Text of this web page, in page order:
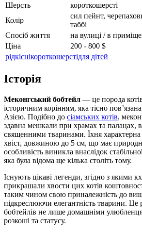
Шерсть
короткошерсті
Колір
сил пейнт,
таббі
Спосіб життя
на вулиці / в
Ціна
200 - 800 $
рідкіснікороткошерстідля дітей
Історія
Меконгський бобтейл — це порода
історичним корінням, яка тісно
Азією. Подібно до сіамських котів,
здавна мешкали при храмах та палацах,
священними тваринами. Їхня
хвіст, довжиною до 5 см, що має
особливість виникла внаслідок
яка була відома ще кілька століть тому.
Існують цікаві легенди, згідно з якими
прикрашали хвости цих котів
таким чином свою приналежність до
підкреслюючи елегантність тварини. Це
бобтейлів не лише домашніми
розкоші та статусу.